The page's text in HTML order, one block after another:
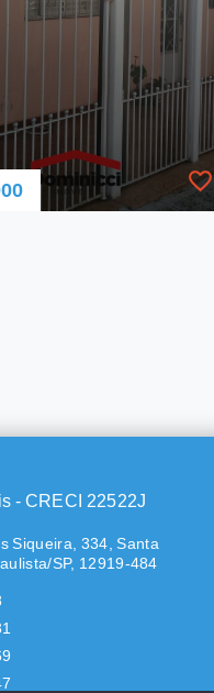
- Bragança
SP
- CRECI 22522J
Siqueira, 334, Santa
SP, 12919-484